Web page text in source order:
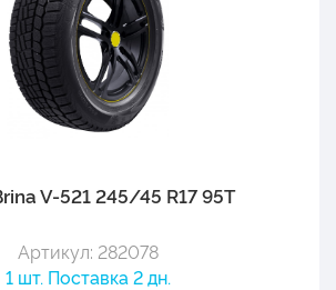
V-521 245/45 R17 95T
Артикул: 282078
1 шт. Поставка 2 дн.